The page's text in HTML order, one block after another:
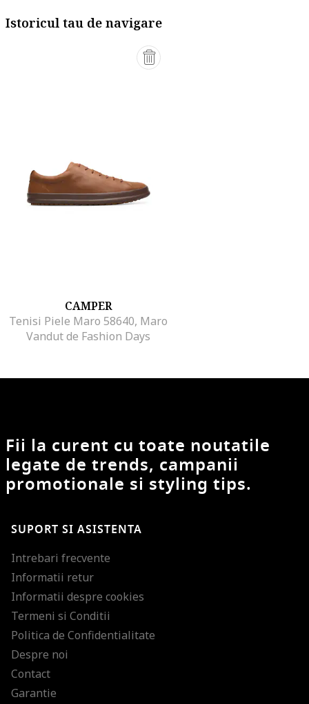
Istoricul tau de navigare
CAMPER
Tenisi Piele Maro 58640, Maro
Vandut de Fashion Days
Fii la curent cu toate noutatile
legate de trends, campanii
promotionale si styling tips.
SUPORT SI ASISTENTA
Intrebari frecvente
Informatii retur
Informatii despre cookies
Termeni si Conditii
Politica de Confidentialitate
Despre noi
Contact
Garantie